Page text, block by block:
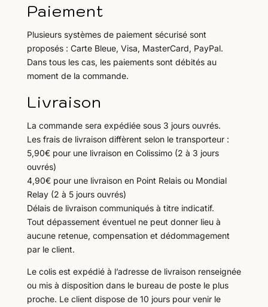
Paiement
Plusieurs systèmes de paiement sécurisé sont
proposés : Carte Bleue, Visa, MasterCard, PayPal.
Dans tous les cas, les paiements sont débités au
moment de la commande.
Livraison
La commande sera expédiée sous 3 jours ouvrés.
Les frais de livraison diffèrent selon le transporteur :
5,90€ pour une livraison en Colissimo (2 à 3 jours
ouvrés)
4,90€ pour une livraison en Point Relais ou Mondial
Relay (2 à 5 jours ouvrés)
Délais de livraison communiqués à titre indicatif.
Tout dépassement éventuel ne peut donner lieu à
aucune retenue, compensation et dédommagement
par le client.
Le colis est expédié à l’adresse de livraison renseignée
ou mis à disposition dans le bureau de poste le plus
proche. Le client dispose de 10 jours pour venir le